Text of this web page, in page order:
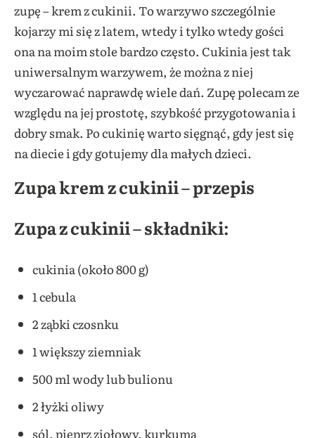
zupę – krem z cukinii. To warzywo szczególnie
kojarzy mi się z latem, wtedy i tylko wtedy gości
ona na moim stole bardzo często. Cukinia jest tak
uniwersalnym warzywem, że można z niej
wyczarować naprawdę wiele dań. Zupę polecam ze
względu na jej prostotę, szybkość przygotowania i
dobry smak. Po cukinię warto sięgnąć, gdy jest się
na diecie i gdy gotujemy dla małych dzieci.
Zupa krem z cukinii – przepis
Zupa z cukinii – składniki:
cukinia (około 800 g)
1 cebula
2 ząbki czosnku
1 większy ziemniak
500 ml wody lub bulionu
2 łyżki oliwy
sól, pieprz ziołowy, kurkuma